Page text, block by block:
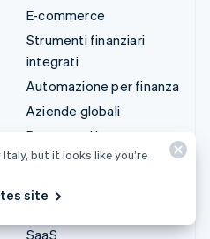
E-commerce
Strumenti finanziari
integrati
Automazione per finanza
Aziende globali
Pagamenti in-app
Marketplace
SaaS
but it looks like you’re
site